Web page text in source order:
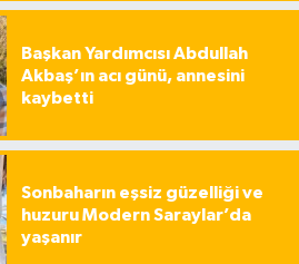
Başkan Yardımcısı Abdullah
Akbaş’ın acı günü, annesini
kaybetti
Sonbaharın eşsiz güzelliği ve
huzuru Modern Saraylar’da
yaşanır